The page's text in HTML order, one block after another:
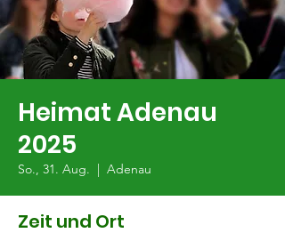
Heimat Adenau
2025
So., 31. Aug.
  |
Adenau
Zeit und Ort